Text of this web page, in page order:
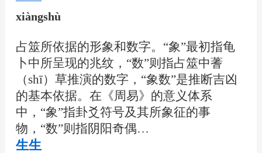
xiàngshù
占筮所依据的形象和数字。“象”最初指龟
卜中所呈现的兆纹，“数”则指占筮中蓍
（shī）草推演的数字，“象数”是推断吉凶
的基本依据。在《周易》的意义体系
中，“象”指卦爻符号及其所象征的事
物，“数”则指阴阳奇偶…
生生